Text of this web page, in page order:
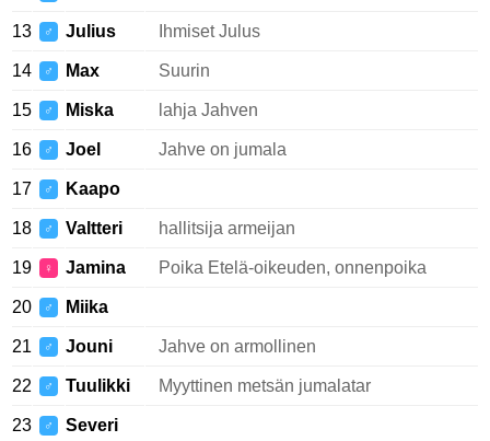
13 ♂ Julius Ihmiset Julus
14 ♂ Max Suurin
15 ♂ Miska lahja Jahven
16 ♂ Joel Jahve on jumala
17 ♂ Kaapo
18 ♂ Valtteri hallitsija armeijan
19 ♀ Jamina Poika Etelä-oikeuden, onnenpoika
20 ♂ Miika
21 ♂ Jouni Jahve on armollinen
22 ♂ Tuulikki Myyttinen metsän jumalatar
23 ♂ Severi